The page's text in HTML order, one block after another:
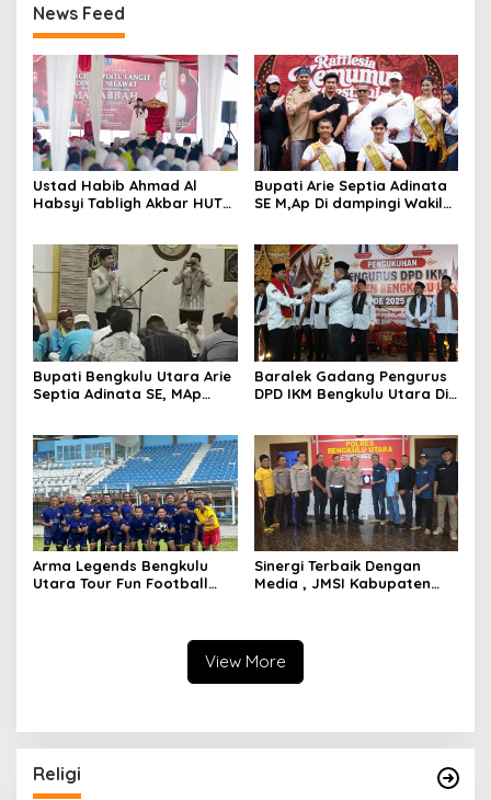
News Feed
Ustad Habib Ahmad Al
Habsyi Tabligh Akbar HUT
Bupati Arie Septia Adinata
SE M,Ap Di dampingi Wakil
Festival
Bupati Bengkulu Utara Arie
Septia Adinata SE, MAp
Rasa Syukur
Baralek Gadang Pengurus
DPD IKM Bengkulu Utara Di
Arma Legends Bengkulu
Utara Tour Fun Football
Sinergi Terbaik Dengan
Media , JMSI Kabupaten
Kepada Kapolres Bengkulu
Utara
View More
Religi